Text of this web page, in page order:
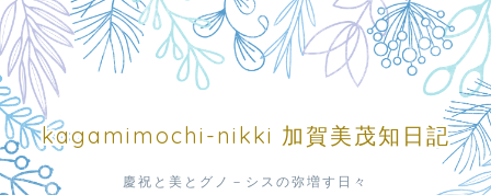
kagamimochi-nikki 加賀美茂知日記
慶祝と美とグノ－シスの弥増す日々